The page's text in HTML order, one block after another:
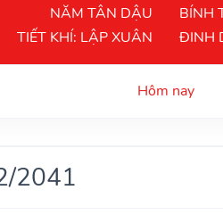
NĂM TÂN DẬU
TIẾT KHÍ: LẬP XUÂN
BÍNH
ĐINH
Hôm nay
2041